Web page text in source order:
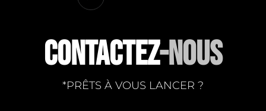
CONTACTEZ-NOUS
*PRÊTS À VOUS LANCER ?